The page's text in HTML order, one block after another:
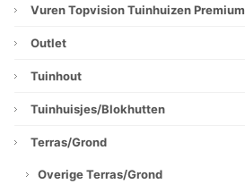
Vuren Topvision Tuinhuizen Premium
Outlet
Tuinhout
Tuinhuisjes/blokhutten
Terras/grond
Overige Terras/grond